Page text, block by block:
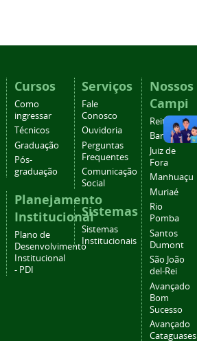
Cursos
Como
ingressar
Técnicos
Graduação
Pós-
graduação
Planejamento
Institucional
Plano de
Desenvolvimento
Institucional
- PDI
Serviços
Fale
Conosco
Ouvidoria
Perguntas
Frequentes
Comunicação
Social
Sistemas
Sistemas
Institucionais
Nossos
Campi
Reitoria
Barbacena
Juiz de
Fora
Manhuaçu
Muriaé
Rio
Pomba
Santos
Dumont
São João
del-Rei
Avançado
Bom
Sucesso
Avançado
Cataguases